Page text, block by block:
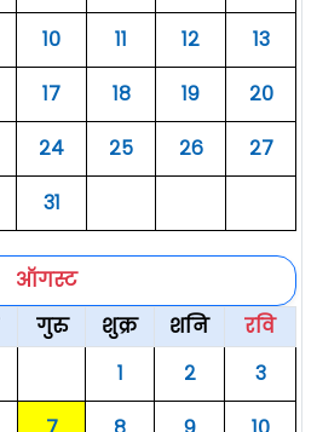
१० ११ १२
१३
१७ १८ १९
२०
२४ २५ २६
२७
३१
ऑगस्ट
गुरु शुक्र शनि
रवि
१
२
३